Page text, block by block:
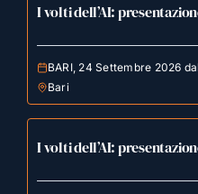
I volti dell’AI:
BARI, 24 Settembre 2026
Bari
I volti dell’AI: